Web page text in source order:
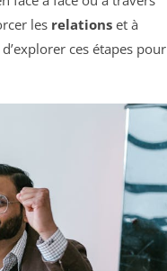
les relations et à
ces étapes pour